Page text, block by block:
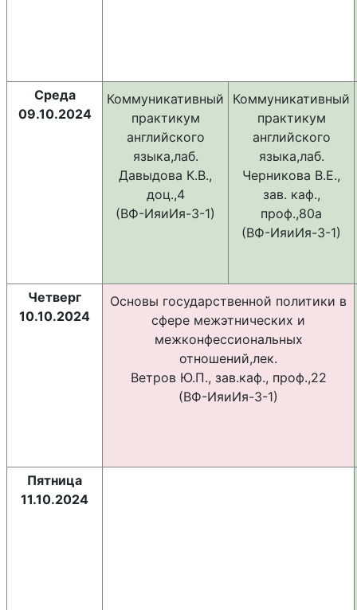
Среда
09.10.2024
Коммуникативный
практикум
английского
языка,лаб.
Давыдова К.В.,
доц.,4
(ВФ-ИяиИя-3-1)
Коммуникативный
практикум
английского
языка,лаб.
Черникова В.Е.,
зав. каф.,
проф.,80а
(ВФ-ИяиИя-3-1)
Четверг
10.10.2024
Основы государственной политики в
сфере межэтнических и
межконфессиональных
отношений,лек.
Ветров Ю.П., зав.каф., проф.,22
(ВФ-ИяиИя-3-1)
Пятница
11.10.2024